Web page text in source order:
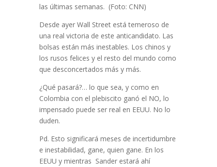
las últimas semanas. (Foto: CNN)
Desde ayer Wall Street está temeroso de
una real victoria de este anticandidato. Las
bolsas están más inestables. Los chinos y
los rusos felices y el resto del mundo como
que desconcertados más y más.
¿Qué pasará?… lo que sea, y como en
Colombia con el plebiscito ganó el NO, lo
impensado puede ser real en EEUU. No lo
duden.
Pd. Esto significará meses de incertidumbre
e inestabilidad, gane, quien gane. En los
EEUU y mientras Sander estará ahí